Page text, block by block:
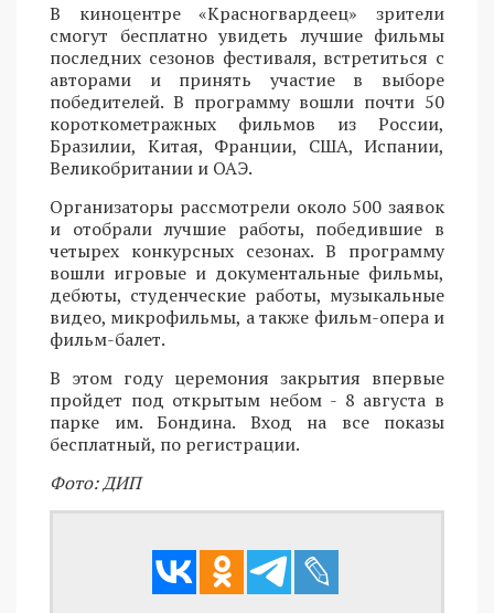
В киноцентре «Красногвардеец» зрители
смогут бесплатно увидеть лучшие фильмы
последних сезонов фестиваля, встретиться с
авторами и принять участие в выборе
победителей. В программу вошли почти 50
короткометражных фильмов из России,
Бразилии, Китая, Франции, США, Испании,
Великобритании и ОАЭ.
Организаторы рассмотрели около 500 заявок
и отобрали лучшие работы, победившие в
четырех конкурсных сезонах. В программу
вошли игровые и документальные фильмы,
дебюты, студенческие работы, музыкальные
видео, микрофильмы, а также фильм-опера и
фильм-балет.
В этом году церемония закрытия впервые
пройдет под открытым небом - 8 августа в
парке им. Бондина. Вход на все показы
бесплатный, по регистрации.
Фото: ДИП